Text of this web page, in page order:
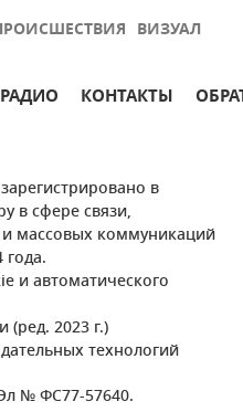
ВИЗУАЛ
РАДИО КОНТАКТЫ
в
в сфере связи,
массовых коммуникаций
и автоматического
2023 г.)
технологий
№ ФС77-57640.